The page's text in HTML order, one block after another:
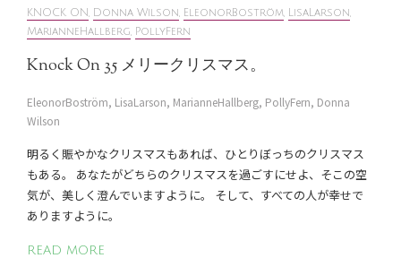
KNOCK ON, Donna Wilson, EleonorBoström, LisaLarson,
MarianneHallberg, PollyFern
Knock On 35 メリークリスマス。
EleonorBoström, LisaLarson, MarianneHallberg, PollyFern, Donna
Wilson
明るく賑やかなクリスマスもあれば、ひとりぼっちのクリスマス
もある。 あなたがどちらのクリスマスを過ごすにせよ、そこの空
気が、美しく澄んでいますように。 そして、すべての人が幸せで
ありますように。
READ MORE